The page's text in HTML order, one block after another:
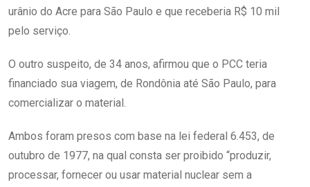
urânio do Acre para São Paulo e que receberia R$ 10 mil
pelo serviço.
O outro suspeito, de 34 anos, afirmou que o PCC teria
financiado sua viagem, de Rondônia até São Paulo, para
comercializar o material.
Ambos foram presos com base na lei federal 6.453, de
outubro de 1977, na qual consta ser proibido “produzir,
processar, fornecer ou usar material nuclear sem a